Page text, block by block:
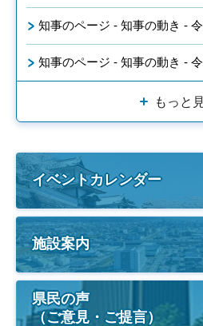
知事のページ - 知事の動き -
知事のページ - 知事の動き -
もっと
イベントカレンダー
施設案内
県民の声
（ご意見・ご提言）